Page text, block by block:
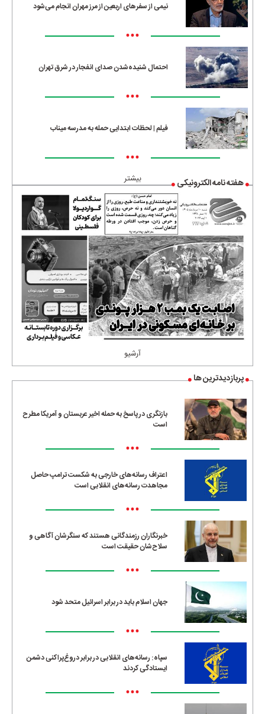
نیمی از سفرهای اربعین از مرز مهران انجام می‌شود
•••
احتمال شنیده‌شدن صدای انفجار در شرق تهران
•••
فیلم | لحظات ابتدایی حمله به مدرسه میناب
•••
بیشتر هفته نامه الکترونیکی
آرشیو
پربازدیدترین ها
بازنگری در پاسخ به حمله اخیر عربستان و آمریکا مطرح
است
•••
اعتراف رسانه‌های خارجی به شکست ترامپ حاصل
مجاهدت رسانه‌های انقلابی است
•••
خبرنگاران رزمندگانی هستند که سنگرشان آگاهی و
سلاح‌شان حقیقت است
•••
جهان اسلام باید در برابر اسرائیل متحد شود
•••
سپاه: رسانه‌های انقلابی در برابر دروغ‌پراکنی دشمن
ایستادگی کردند
•••